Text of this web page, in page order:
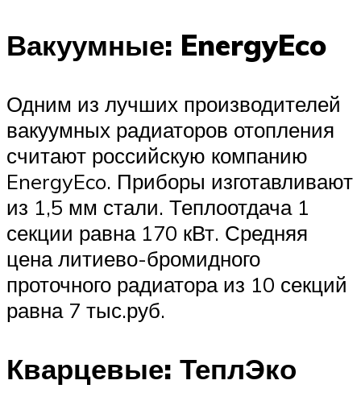
Вакуумные: EnergyEco
Одним из лучших производителей
вакуумных радиаторов отопления
считают российскую компанию
EnergyEco. Приборы изготавливают
из 1,5 мм стали. Теплоотдача 1
секции равна 170 кВт. Средняя
цена литиево-бромидного
проточного радиатора из 10 секций
равна 7 тыс.руб.
Кварцевые: ТеплЭко